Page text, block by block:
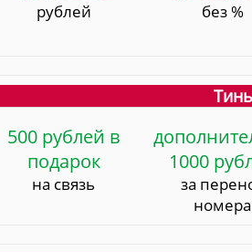
рублей без %
500 рублей в
подарок
на связь
1000
за
номера